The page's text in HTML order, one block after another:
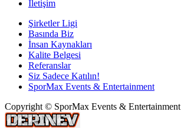
İletişim
Şirketler Ligi
Basında Biz
İnsan Kaynakları
Kalite Belgesi
Referanslar
Siz Sadece Katılın!
SporMax Events & Entertainment
Copyright © SporMax Events & Entertainment